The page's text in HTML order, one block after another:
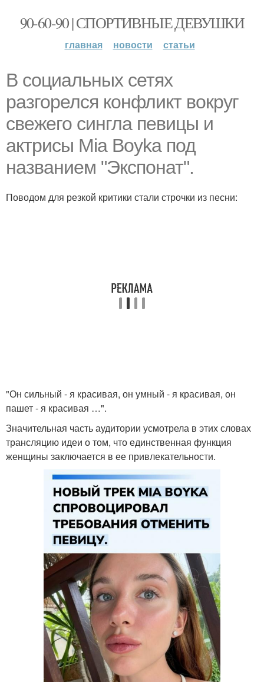
90-60-90 | СПОРТИВНЫЕ ДЕВУШКИ
главная новости статьи
В социальных сетях
разгорелся конфликт вокруг
свежего сингла певицы и
актрисы Mia Boyka под
названием "Экспонат".
Поводом для резкой критики стали строчки из песни:
"Он сильный - я красивая, он умный - я красивая, он
пашет - я красивая …".
Значительная часть аудитории усмотрела в этих словах
трансляцию идеи о том, что единственная функция
женщины заключается в ее привлекательности.